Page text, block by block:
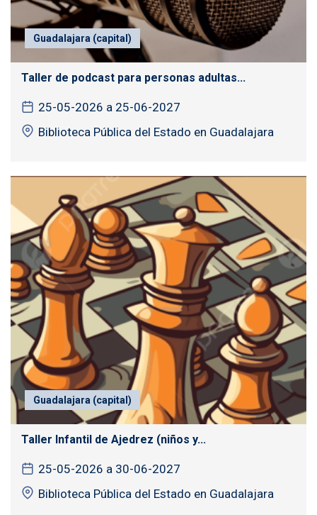
Guadalajara (capital)
Taller de podcast para personas adultas...
25-05-2026 a 25-06-2027
Biblioteca Pública del Estado en Guadalajara
Guadalajara (capital)
Taller Infantil de Ajedrez (niños y...
25-05-2026 a 30-06-2027
Biblioteca Pública del Estado en Guadalajara